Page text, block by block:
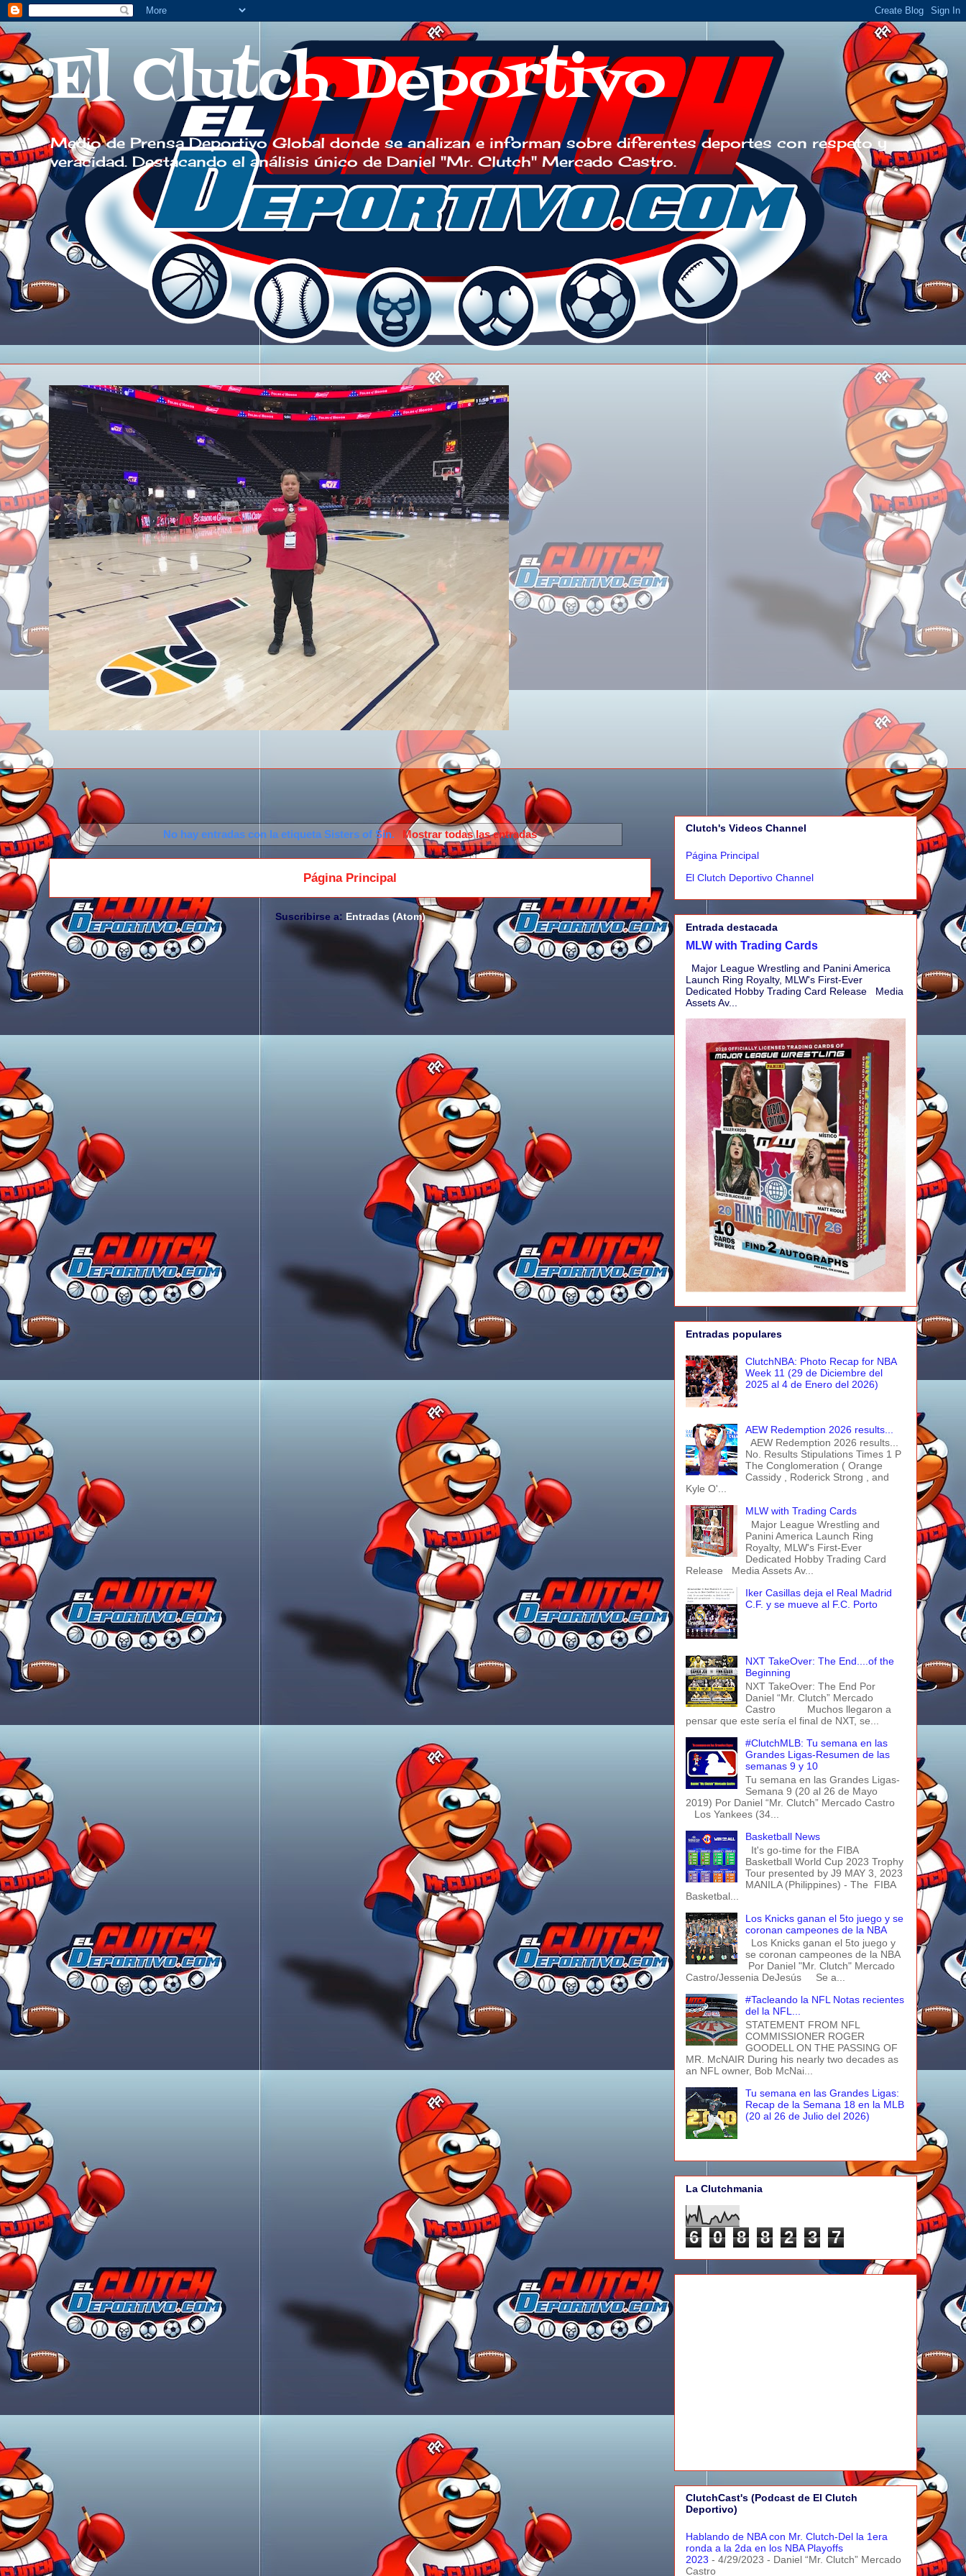
El Clutch Deportivo
Medio de Prensa Deportivo Global donde se analizan e informan sobre diferentes deportes con respeto y
veracidad. Destacando el análisis único de Daniel "Mr. Clutch" Mercado Castro.
No hay entradas con la etiquetaSisters of Sin. Mostrar todas las entradas
Página Principal
Suscribirse a: Entradas (Atom)
Clutch's Videos Channel
Página Principal
El Clutch Deportivo Channel
Entrada destacada
MLW with Trading Cards
Major League Wrestling and Panini America
Launch Ring Royalty, MLW's First-Ever
Dedicated Hobby Trading Card Release Media
Assets Av...
Entradas populares
ClutchNBA: Photo Recap for NBA
Week 11 (29 de Diciembre del
2025 al 4 de Enero del 2026)
AEW Redemption 2026 results...
AEW Redemption 2026 results...
No. Results Stipulations Times 1 P
The Conglomeration ( Orange
Cassidy , Roderick Strong , and
Kyle O'...
MLW with Trading Cards
Major League Wrestling and
Panini America Launch Ring
Royalty, MLW's First-Ever
Dedicated Hobby Trading Card
Release Media Assets Av...
Iker Casillas deja el Real Madrid
C.F. y se mueve al F.C. Porto
NXT TakeOver: The End....of the
Beginning
NXT TakeOver: The End Por
Daniel “Mr. Clutch” Mercado
Castro Muchos llegaron a
pensar que este sería el final de NXT, se...
#ClutchMLB: Tu semana en las
Grandes Ligas-Resumen de las
semanas 9 y 10
Tu semana en las Grandes Ligas-
Semana 9 (20 al 26 de Mayo
2019) Por Daniel “Mr. Clutch” Mercado Castro
Los Yankees (34...
Basketball News
It's go-time for the FIBA
Basketball World Cup 2023 Trophy
Tour presented by J9 MAY 3, 2023
MANILA (Philippines) - The FIBA
Basketbal...
Los Knicks ganan el 5to juego y se
coronan campeones de la NBA
Los Knicks ganan el 5to juego y
se coronan campeones de la NBA
Por Daniel "Mr. Clutch" Mercado
Castro/Jessenia DeJesús Se a...
#Tacleando la NFL Notas recientes
del la NFL...
STATEMENT FROM NFL
COMMISSIONER ROGER
GOODELL ON THE PASSING OF
MR. McNAIR During his nearly two decades as
an NFL owner, Bob McNai...
Tu semana en las Grandes Ligas:
Recap de la Semana 18 en la MLB
(20 al 26 de Julio del 2026)
La Clutchmania
6 0 8 8 2 3 7
ClutchCast's (Podcast de El Clutch
Deportivo)
Hablando de NBA con Mr. Clutch-Del la 1era
ronda a la 2da en los NBA Playoffs
2023 - 4/29/2023 - Daniel “Mr. Clutch” Mercado
Castro